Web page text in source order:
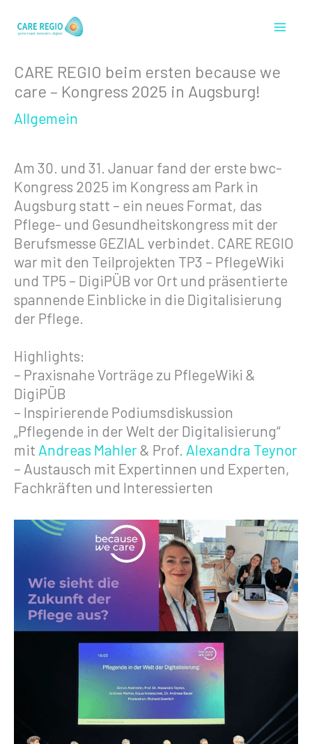
Inhalt
CARE REGIO beim ersten because we
care – Kongress 2025 in Augsburg!
Allgemein
Am 30. und 31. Januar fand der erste bwc-
Kongress 2025 im Kongress am Park in
Augsburg statt – ein neues Format, das
Pflege- und Gesundheitskongress mit der
Berufsmesse GEZIAL verbindet. CARE REGIO
war mit den Teilprojekten TP3 – PflegeWiki
und TP5 – DigiPÜB vor Ort und präsentierte
spannende Einblicke in die Digitalisierung
der Pflege.
Highlights:
– Praxisnahe Vorträge zu PflegeWiki &
DigiPÜB
– Inspirierende Podiumsdiskussion
„Pflegende in der Welt der Digitalisierung“
mit Andreas Mahler& Prof. Alexandra Teynor
– Austausch mit Expertinnen und Experten,
Fachkräften und Interessierten